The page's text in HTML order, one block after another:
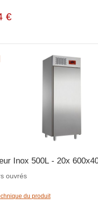
€
Inox 500L - 20x
ouvrés
du produit